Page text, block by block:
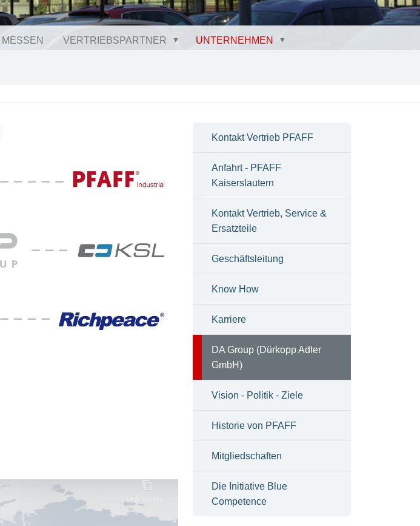
MESSEN VERTRIEBSPARTNER UNTERNEHMEN
Kontakt Vertrieb PFAFF
Anfahrt - PFAFF
Kaiserslautern
Kontakt Vertrieb, Service &
Ersatzteile
Geschäftsleitung
Know How
Karriere
DA Group (Dürkopp Adler
GmbH)
Vision - Politik - Ziele
Historie von PFAFF
Mitgliedschaften
Die Initiative Blue
Competence